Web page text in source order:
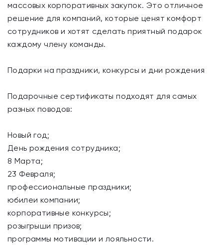
массовых корпоративных закупок. Это отличное
решение для компаний, которые ценят комфорт
сотрудников и хотят сделать приятный подарок
каждому члену команды.
Подарки на праздники, конкурсы и дни рождения
Подарочные сертификаты подходят для самых
разных поводов:
Новый год;
День рождения сотрудника;
8 Марта;
23 Февраля;
профессиональные праздники;
юбилеи компании;
корпоративные конкурсы;
розыгрыши призов;
программы мотивации и лояльности.